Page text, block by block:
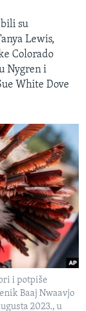
su
Lewis,
Colorado
Nygren i
White Dove
i potpiše
Baaj Nwaavjo
2023., u